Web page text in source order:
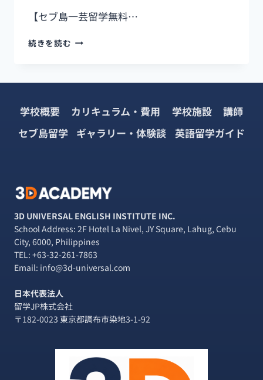
【セブ島一芸留学無料…
続きを読む 【3D
験
SHO
ン
タ
ビ
ュ
ー
学校概要 カリキュラム・費用 学校施設
講師
セブ島留学 ギャラリー・体験談 英語留学ガイド
3D UNIVERSAL ENGLISH INSTITUTE INC.
School Address: 2F Hotel La Nivel, JY Square, Lahug, Cebu
City, 6000, Philippines
TEL: +63-32-261-7863
Email: info@3d-universal.com
日本代表法人
留学JP株式会社
〒182-0023 東京都調布市染地3-1-92